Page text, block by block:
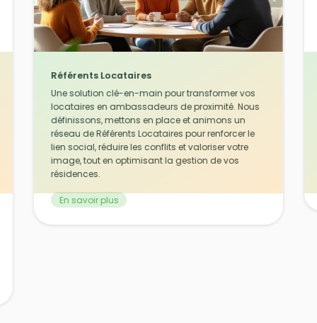
Référents Locataires
Une solution clé-en-main pour transformer vos
locataires en ambassadeurs de proximité. Nous
définissons, mettons en place et animons un
réseau de Référents Locataires pour renforcer le
lien social, réduire les conflits et valoriser votre
image, tout en optimisant la gestion de vos
résidences.
En savoir plus